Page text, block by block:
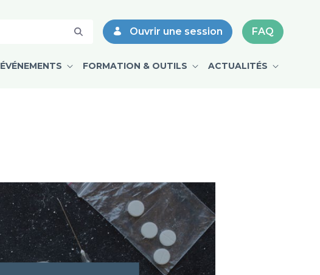
Ouvrir une session FAQ
ÉVÉNEMENTS FORMATION & OUTILS ACTUALITÉS